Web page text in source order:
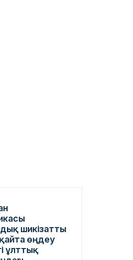
шикізатты
өңдеу
ұлттық